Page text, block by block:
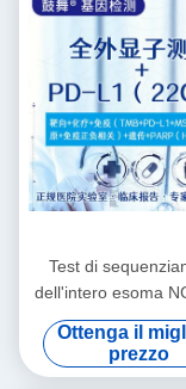
Test di
dell'intero esoma
+ PD-L1 (22C3)
Ottenga il
prezzo